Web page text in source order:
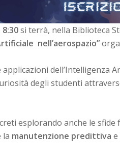
8:30si terrà, nella Biblioteca
nell’aerospazio”
dell’Intelligenza
degli studenti
esplorando anche le sfide
la manutenzione predittiva e